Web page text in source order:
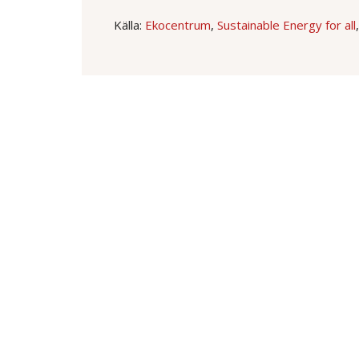
Källa: Ekocentrum, Sustainable Energy for all,